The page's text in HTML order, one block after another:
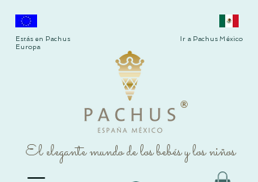
®
El elegante mundo de los bebés y los niños
Estás en Pachus
Europa
Ir a Pachus México